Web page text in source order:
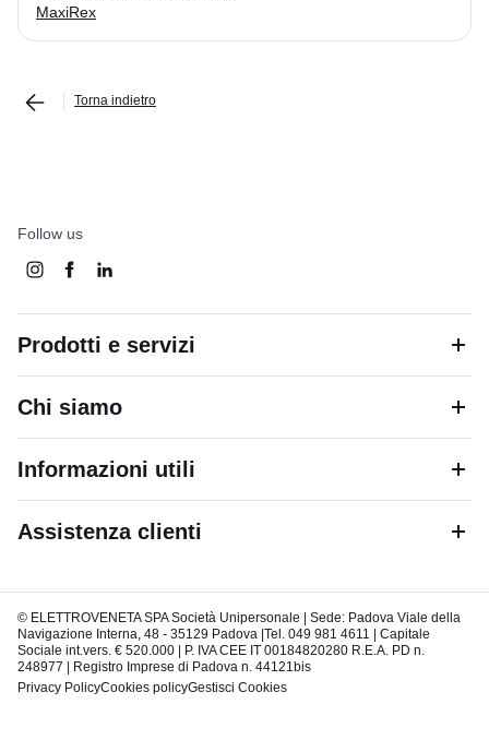
MaxiRex
Torna indietro
Follow us
Prodotti e servizi
Chi siamo
Informazioni utili
Assistenza clienti
© ELETTROVENETA SPA Società Unipersonale | Sede: Padova Viale della
Navigazione Interna, 48 - 35129 Padova |Tel. 049 981 4611 | Capitale
Sociale int.vers. € 520.000 | P. IVA CEE IT 00184820280 R.E.A. PD n.
248977 | Registro Imprese di Padova n. 44121bis
Privacy PolicyCookies policyGestisci Cookies